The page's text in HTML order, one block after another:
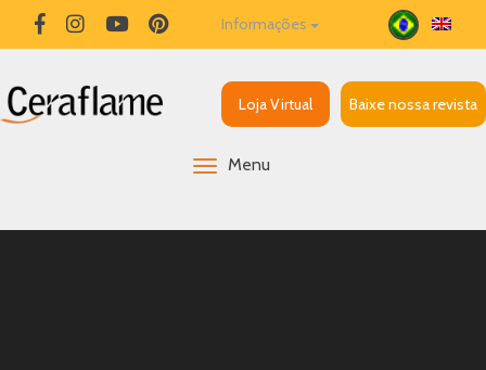
Informações
Loja Virtual Baixe nossa revista
Menu